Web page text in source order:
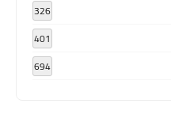
326
401
694